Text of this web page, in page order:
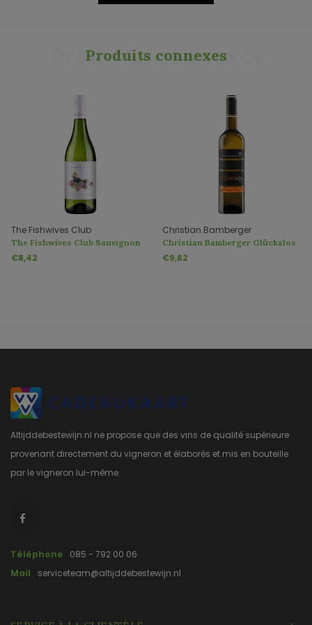
Produits connexes
Produits connexes
The Fishwives Club
The Fishwives Club Sauvignon
Blanc
€8,42
Christian Bamberger
Christian Bamberger Glückslos
trocken
€9,62
Altijddebestewijn.nl ne propose que des vins de qualité supérieure
provenant directement du vigneron et élaborés et mis en bouteille
par le vigneron lui-même.
Téléphone
085 - 792 00 06
Mail
serviceteam@altijddebestewijn.nl